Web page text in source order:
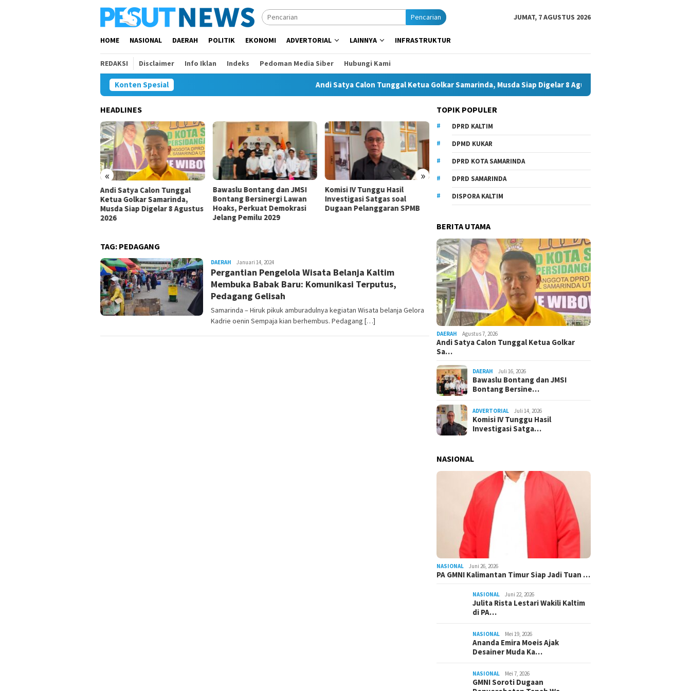
Pencarian JUMAT, 7 AGUSTUS 2026
HOME NASIONAL DAERAH POLITIK EKONOMI ADVERTORIAL LAINNYA INFRASTRUKTUR
REDAKSI Disclaimer Info Iklan Indeks Pedoman Media Siber Hubungi Kami
Konten Spesial Andi Satya Calon Tunggal Ketua Golkar Samarinda, Musda Siap Digelar 8 Agustus 2026
HEADLINES
« »
Bawaslu Bontang dan JMSI
Bontang Bersinergi Lawan
Hoaks, Perkuat Demokrasi
Jelang Pemilu 2029
Komisi IV Tunggu Hasil
Investigasi Satgas soal
Dugaan Pelanggaran SPMB
Komisi I Dorong Pemkot
Kurangi Belanja ASN demi
Perluas Ruang Pembangunan
Beasiswa Daerah Belum Ada,
Anhar Minta Pemkot
Samarinda Beri Perhatian
Andi Satya Calon Tunggal
TAG: PEDAGANG
DAERAH Admin
Pesut
Januari 14, 2024
Pergantian Pengelola Wisata Belanja Kaltim
Membuka Babak Baru: Komunikasi Terputus,
Pedagang Gelisah
Samarinda – Hiruk pikuk amburadulnya kegiatan Wisata belanja Gelora
Kadrie oenin Sempaja kian berhembus. Pedagang […]
TOPIK POPULER
DPRD KALTIM
DPMD KUKAR
DPRD KOTA SAMARINDA
DPRD SAMARINDA
DISPORA KALTIM
BERITA UTAMA
DAERAH Agustus 7, 2026
Andi Satya Calon Tunggal Ketua Golkar
Sa…
DAERAH Juli 16, 2026
Bawaslu Bontang dan JMSI
Bontang Bersine…
ADVERTORIAL Juli 14, 2026
Komisi IV Tunggu Hasil
Investigasi Satga…
NASIONAL
NASIONAL Juni 26, 2026
PA GMNI Kalimantan Timur Siap Jadi Tuan …
NASIONAL Juni 22, 2026
Julita Rista Lestari Wakili Kaltim
di PA…
NASIONAL Mei 19, 2026
Ananda Emira Moeis Ajak
Desainer Muda Ka…
NASIONAL Mei 7, 2026
GMNI Soroti Dugaan